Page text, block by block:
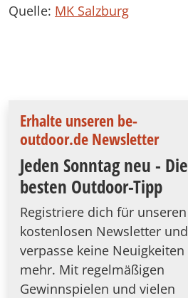
Quelle: MK Salzburg
Erhalte unseren be-
outdoor.de Newsletter
Jeden Sonntag neu - Die
besten Outdoor-Tipp
Registriere dich für unseren
kostenlosen Newsletter und
verpasse keine Neuigkeiten
mehr. Mit regelmäßigen
Gewinnspielen und vielen